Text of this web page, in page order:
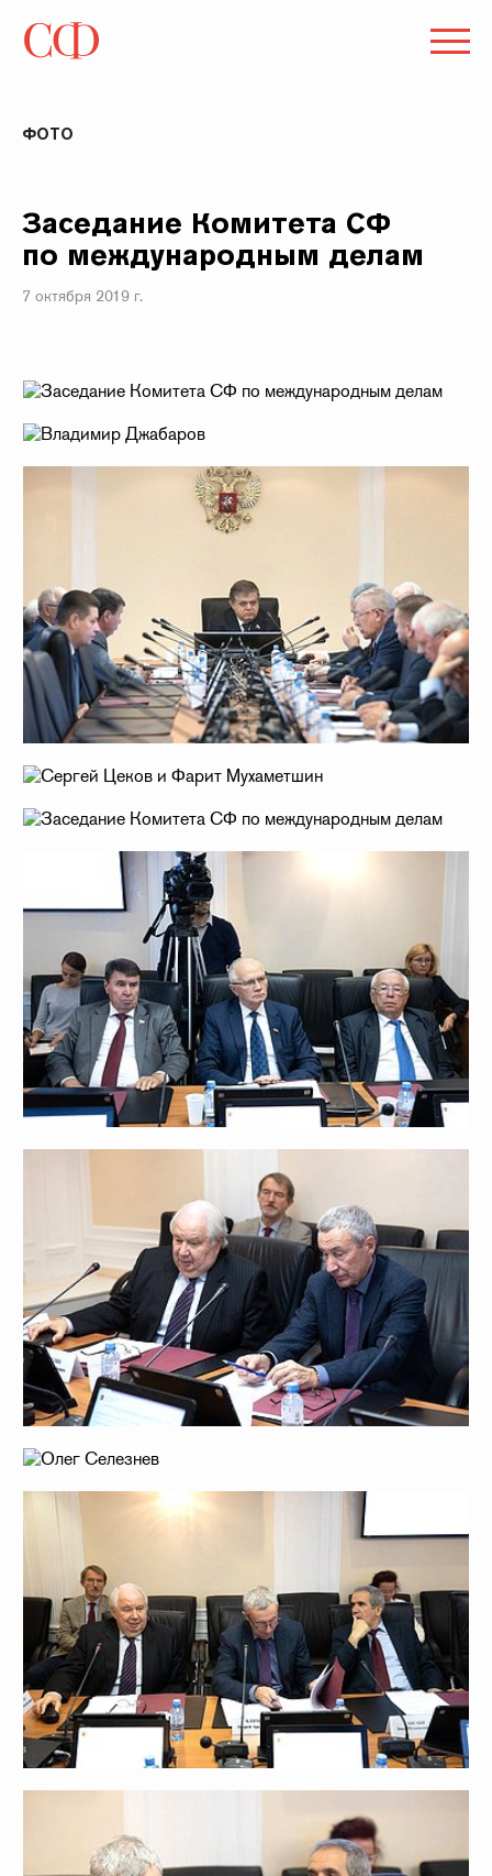
ФОТО
Заседание Комитета СФ
по международным делам
7 октября 2019 г.